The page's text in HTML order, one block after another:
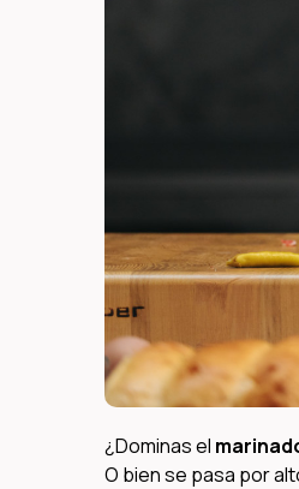
¿Dominas el
O bien se pasa por